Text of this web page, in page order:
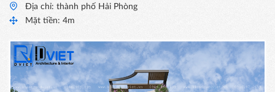
Địa chỉ: thành phố Hải Phòng
Mặt tiền: 4m